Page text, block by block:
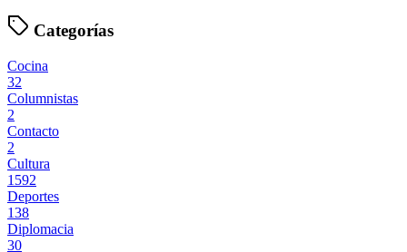
Categorías
Cocina
32
Columnistas
2
Contacto
2
Cultura
1592
Deportes
138
Diplomacia
30